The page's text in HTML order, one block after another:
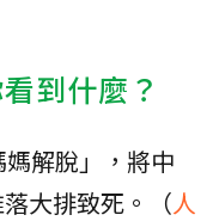
到什麼？
解脫」，將中
大排致死。（人